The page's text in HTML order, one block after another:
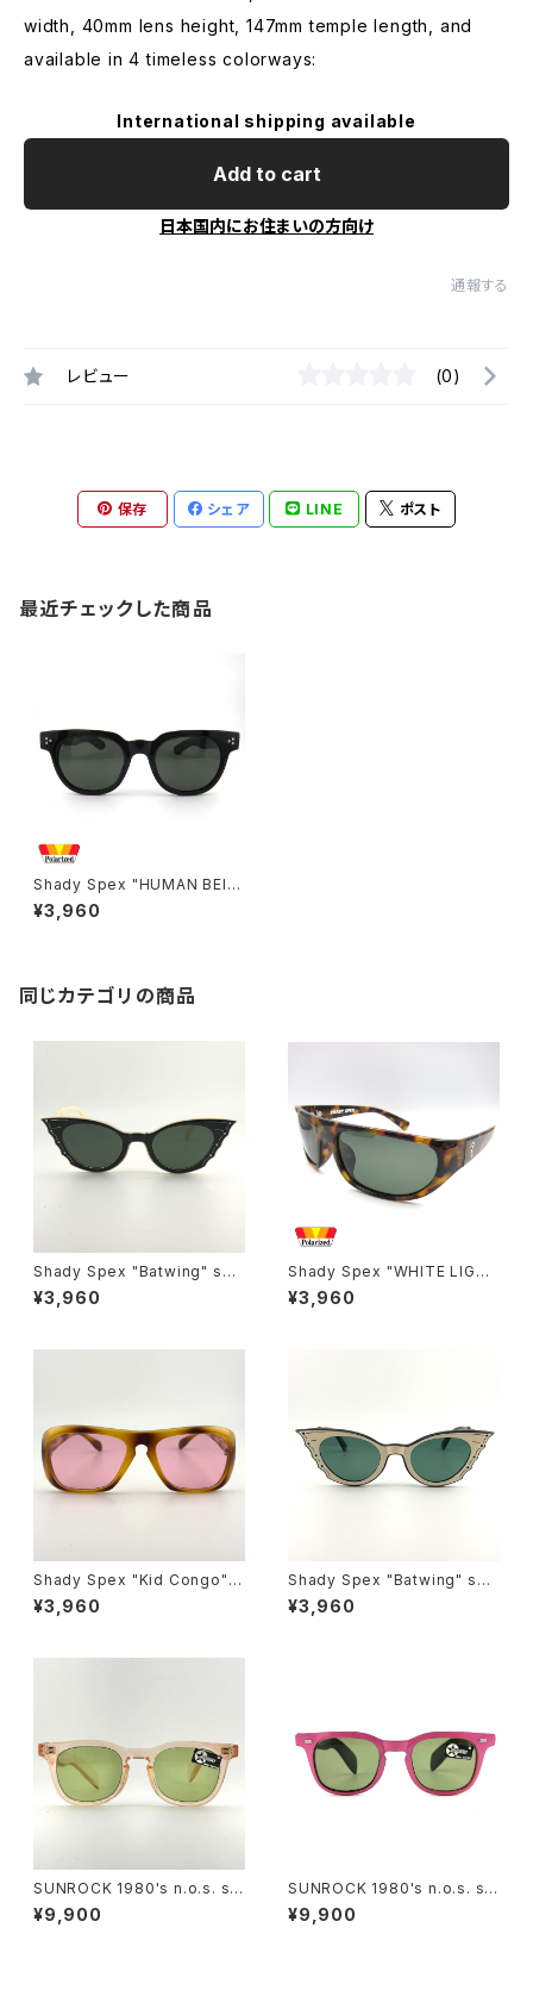
width, 40mm lens height, 147mm temple length, and
available in 4 timeless colorways:
International shipping available
Add to cart
日本国内にお住まいの方向け
通報する
レビュー (0)
保存 シェア LINE ポスト
最近チェックした商品
Shady Spex "HUMAN BEIN
G Spex" sunglasses, Blac
k/Polarized G15
¥3,960
同じカテゴリの商品
Shady Spex "Batwing" sun
glasses, Cream w/Black p
aint/Polarized Dark Green l
¥3,960
Shady Spex "WHITE LIGHT
Wraparounds" sunglasses,
Tortoise w/Polarized G15 l
¥3,960
Shady Spex "Kid Congo" s
unglasses, Tiger w/Pink le
ns
¥3,960
Shady Spex "Batwing" sun
glasses, Black w/Cream p
¥3,960
SUNROCK 1980's n.o.s. su
nglasses- Crystal Pink fra
me x green lens
¥9,900
SUNROCK 1980's n.o.s. su
nglasses- Pink/Black fram
e x green lens
¥9,900